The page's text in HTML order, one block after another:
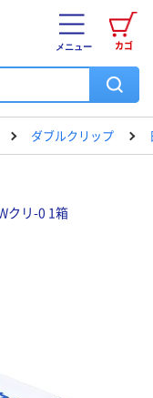
カゴ
メニュー
ダブルクリップ
クリ-0 1箱